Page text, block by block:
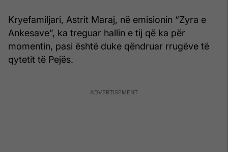
Kryefamiljari, Astrit Maraj, në emisionin “Zyra e
Ankesave”, ka treguar hallin e tij që ka për
momentin, pasi është duke qëndruar rrugëve të
qytetit të Pejës.